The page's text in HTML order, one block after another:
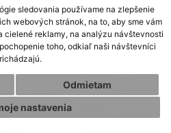
sledovania používame na zlepšenie
webových stránok, na to, aby sme vám
cielené reklamy, na analýzu návštevnosti
toho, odkiaľ naši návštevníci
Odmietam
nastavenia
po rekonštrukcii.
o koronavíruse (COVID-19)